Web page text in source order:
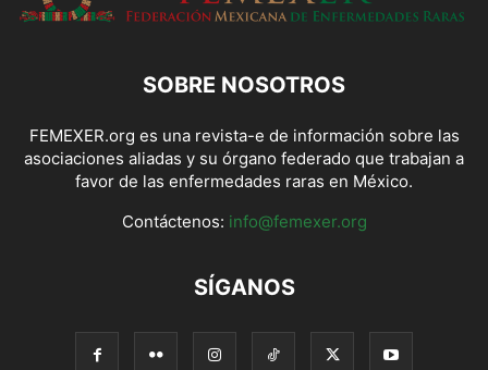
SOBRE NOSOTROS
FEMEXER.org es una revista-e de información sobre las
asociaciones aliadas y su órgano federado que trabajan a
favor de las enfermedades raras en México.
Contáctenos: info@femexer.org
SÍGANOS